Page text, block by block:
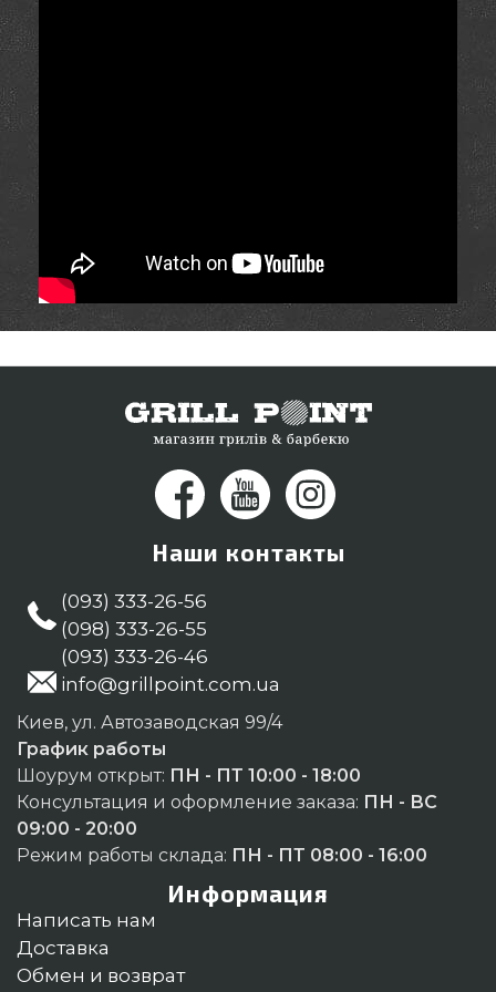
Наши контакты
(093) 333-26-56
(098) 333-26-55
(093) 333-26-46
info@grillpoint.com.ua
Киев, ул. Автозаводская 99/4
График работы
Шоурум открыт: ПН - ПТ 10:00 - 18:00
Консультация и оформление заказа: ПН - ВС
09:00 - 20:00
Режим работы склада: ПН - ПТ 08:00 - 16:00
Информация
Написать нам
Доставка
Обмен и возврат